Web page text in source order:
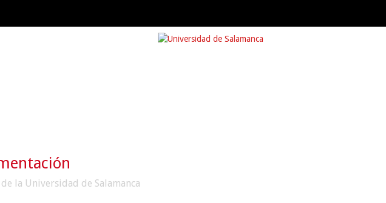
la Universidad de Salamanca